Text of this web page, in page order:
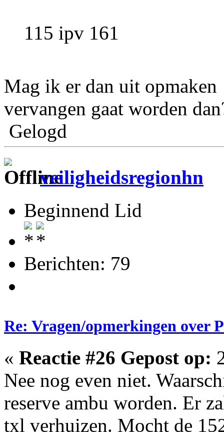
115 ipv 161
Mag ik er dan uit opmaken
vervangen gaat worden
Gelogd
veiligheidsregionhn
Beginnend Lid
Berichten: 79
Re: Vragen/opmerkingen over
« Reactie #26 Gepost op:
Nee nog even niet.
reserve ambu worden. Er
txl verhuizen. Mocht de